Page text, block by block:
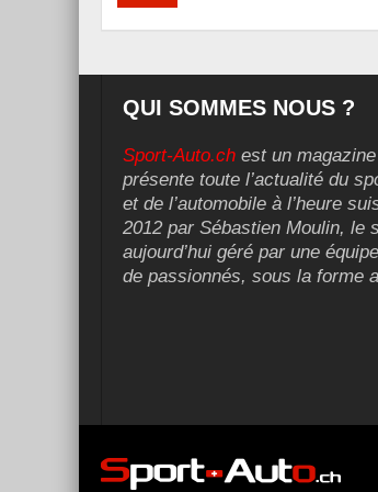
QUI SOMMES NOUS ?
Sport-Auto.ch est un
présente toute l’actualité du
et de l’automobile à l’heure
2012 par Sébastien Moulin, le
aujourd’hui géré par une
de passionnés, sous la forme